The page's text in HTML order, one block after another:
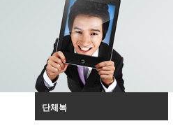
단체복